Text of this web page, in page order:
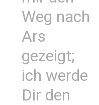
Weg nach
Ars
gezeigt;
ich werde
Dir den